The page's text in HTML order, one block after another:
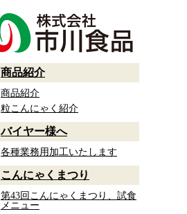
商品紹介
商品紹介
粒こんにゃく紹介
バイヤー様へ
各種業務用加工いたします
こんにゃくまつり
第43回こんにゃくまつり、試食
メニュー